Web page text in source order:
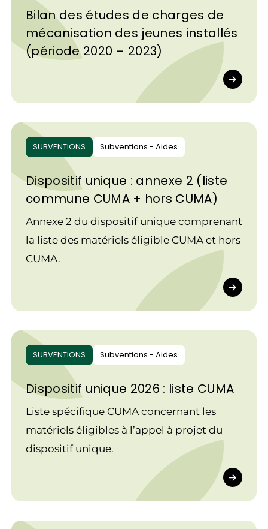
Bilan des études de charges de
mécanisation des jeunes installés
(période 2020 – 2023)
SUBVENTIONS Subventions - Aides
Dispositif unique : annexe 2 (liste
commune CUMA + hors CUMA)
Annexe 2 du dispositif unique comprenant
la liste des matériels éligible CUMA et hors
CUMA.
SUBVENTIONS Subventions - Aides
Dispositif unique 2026 : liste CUMA
Liste spécifique CUMA concernant les
matériels éligibles à l’appel à projet du
dispositif unique.